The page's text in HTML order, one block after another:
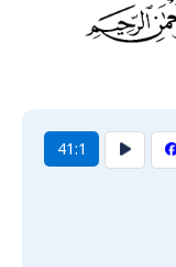
41:1